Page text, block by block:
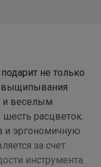
не только
выщипывания
и веселым
расцветок.
и эргономичную
за счет
инструмента.